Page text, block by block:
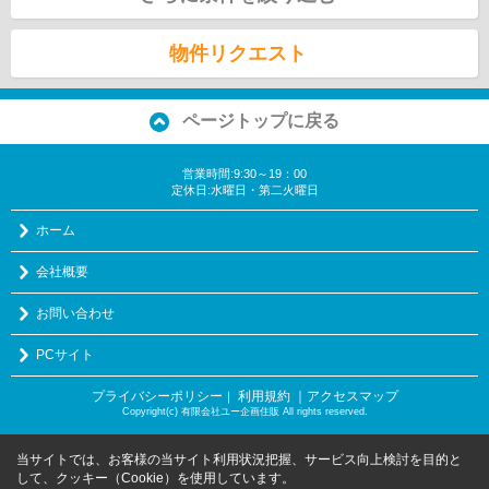
物件リクエスト
ページトップに戻る
営業時間:9:30～19：00
定休日:水曜日・第二火曜日
ホーム
会社概要
お問い合わせ
PCサイト
プライバシーポリシー ｜ 利用規約 ｜アクセスマップ
Copyright(c) 有限会社ユー企画住販 All rights reserved.
当サイトでは、お客様の当サイト利用状況把握、サービス向上検討を目的と
して、クッキー（Cookie）を使用しています。